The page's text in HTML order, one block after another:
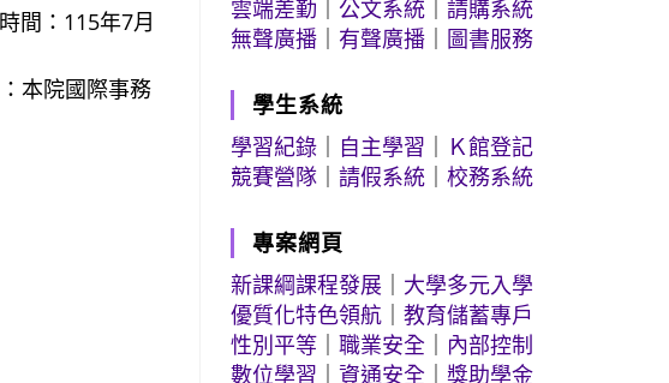
間：115年7月
本院國際事務
雲端差勤 ｜公文系統 ｜請購系統
無聲廣播
有聲廣播 圖書服務
學生系統
學習紀錄
自主學習
Ｋ館登記
競賽營隊 ｜請假系統 ｜校務系統
專案網頁
新課綱課程發展
大學多元入學
優質化特色領航 ｜教育儲蓄專戶
性別平等 ｜職業安全
內部控制
數位學習 ｜資通安全 ｜獎助學金